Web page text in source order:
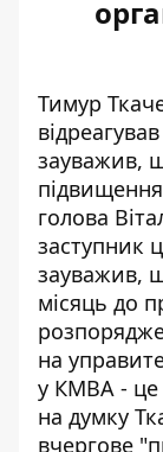
Тимур
зауважив,
голова
заступник
зауважив,
місяць до
на
у КМВА - це
на думку
вчергове